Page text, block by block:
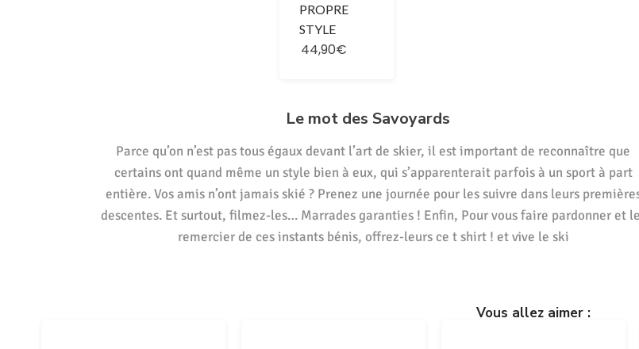
PROPRE
STYLE
44,90€
Le mot des Savoyards
Parce qu’on n’est pas tous égaux devant l’art de skier, il est important de reconnaître que
certains ont quand même un style bien à eux, qui s’apparenterait parfois à un sport à part
entière. Vos amis n’ont jamais skié ? Prenez une journée pour les suivre dans leurs
descentes. Et surtout, filmez-les… Marrades garanties ! Enfin, Pour vous faire pardonner et
remercier de ces instants bénis, offrez-leurs ce t shirt ! et vive le ski
Vous allez aimer :